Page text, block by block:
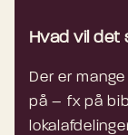
Hvad vil
Der er
på – fx på